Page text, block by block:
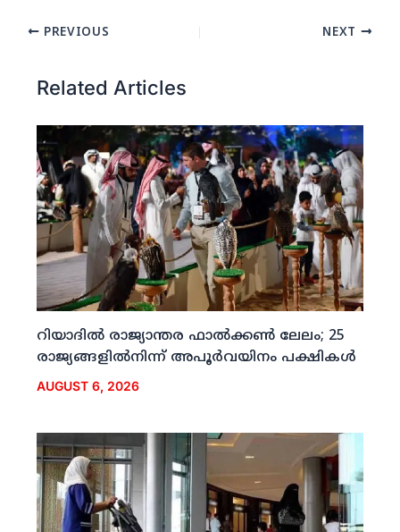
PREVIOUS NEXT
Related Articles
റിയാദില്‍ രാജ്യാന്തര ഫാല്‍ക്കണ്‍ ലേലം; 25
രാജ്യങ്ങളില്‍നിന്ന് അപൂര്‍വയിനം പക്ഷികള്‍
AUGUST 6, 2026